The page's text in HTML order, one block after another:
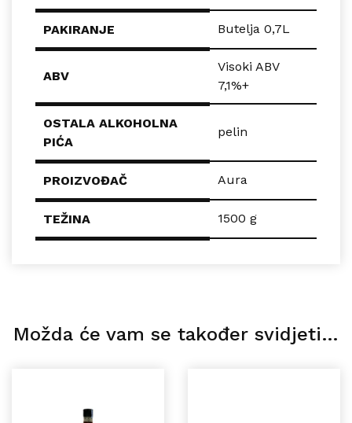
PAKIRANJE Butelja 0,7L
ABV
Visoki ABV
7,1%+
OSTALA ALKOHOLNA
PIĆA
pelin
PROIZVOĐAČ Aura
TEŽINA 1500 g
Možda će vam se također svidjeti…